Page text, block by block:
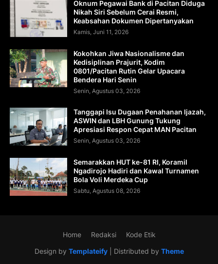
Oknum Pegawai Bank di Pacitan Diduga
Nikah Siri Sebelum Cerai Resmi,
Keabsahan Dokumen Dipertanyakan
Kamis, Juni 11, 2026
Kokohkan Jiwa Nasionalisme dan
Kedisiplinan Prajurit, Kodim
0801/Pacitan Rutin Gelar Upacara
Bendera Hari Senin
Senin, Agustus 03, 2026
Tanggapi Isu Dugaan Penahanan Ijazah,
ASWIN dan LBH Gunung Tukung
Apresiasi Respon Cepat MAN Pacitan
Senin, Agustus 03, 2026
Semarakkan HUT ke-81 RI, Koramil
Ngadirojo Hadiri dan Kawal Turnamen
Bola Voli Merdeka Cup
Sabtu, Agustus 08, 2026
Design by Templateify| Distributed by Theme
Home Redaksi Kode Etik